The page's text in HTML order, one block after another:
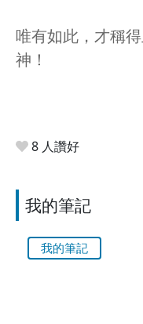
唯有如此，才稱
神！
8 人讚好
我的筆記
我的筆記